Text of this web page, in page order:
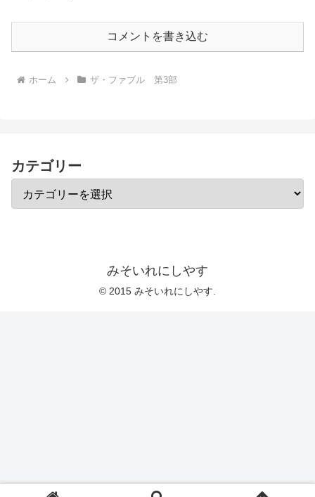
コメントを書き込む
ホーム ザ・ファブル 第3部
カテゴリー
みそいれにしやす
© 2015 みそいれにしやす.